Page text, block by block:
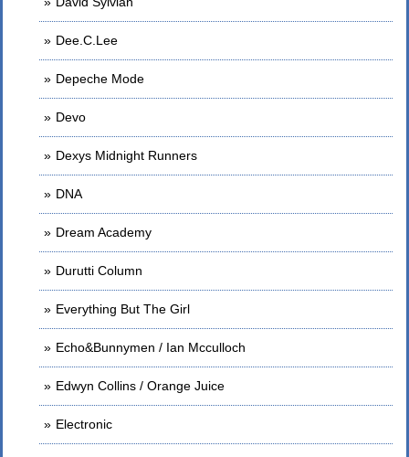
Dee.C.Lee
Depeche Mode
Devo
Dexys Midnight Runners
DNA
Dream Academy
Durutti Column
Everything But The Girl
Echo&Bunnymen / Ian Mcculloch
Edwyn Collins / Orange Juice
Electronic